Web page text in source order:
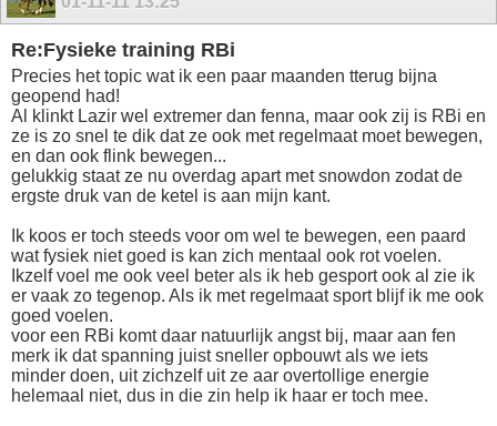
Re:Fysieke training RBi
Precies het topic wat ik een paar maanden tterug bijna
geopend had!
Al klinkt Lazir wel extremer dan fenna, maar ook zij is RBi en
ze is zo snel te dik dat ze ook met regelmaat moet bewegen,
en dan ook flink bewegen...
gelukkig staat ze nu overdag apart met snowdon zodat de
ergste druk van de ketel is aan mijn kant.
Ik koos er toch steeds voor om wel te bewegen, een paard
wat fysiek niet goed is kan zich mentaal ook rot voelen.
Ikzelf voel me ook veel beter als ik heb gesport ook al zie ik
er vaak zo tegenop. Als ik met regelmaat sport blijf ik me ook
goed voelen.
voor een RBi komt daar natuurlijk angst bij, maar aan fen
merk ik dat spanning juist sneller opbouwt als we iets
minder doen, uit zichzelf uit ze aar overtollige energie
helemaal niet, dus in die zin help ik haar er toch mee.